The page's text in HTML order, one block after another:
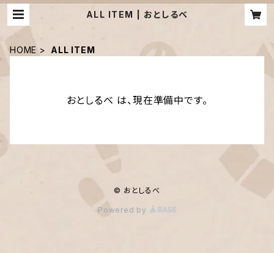
ALL ITEM | おとしるべ
HOME ALL ITEM
おとしるべ は、現在準備中です。
© おとしるべ
Powered by